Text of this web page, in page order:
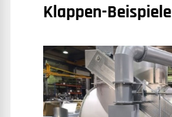
Klappen-Beispiele